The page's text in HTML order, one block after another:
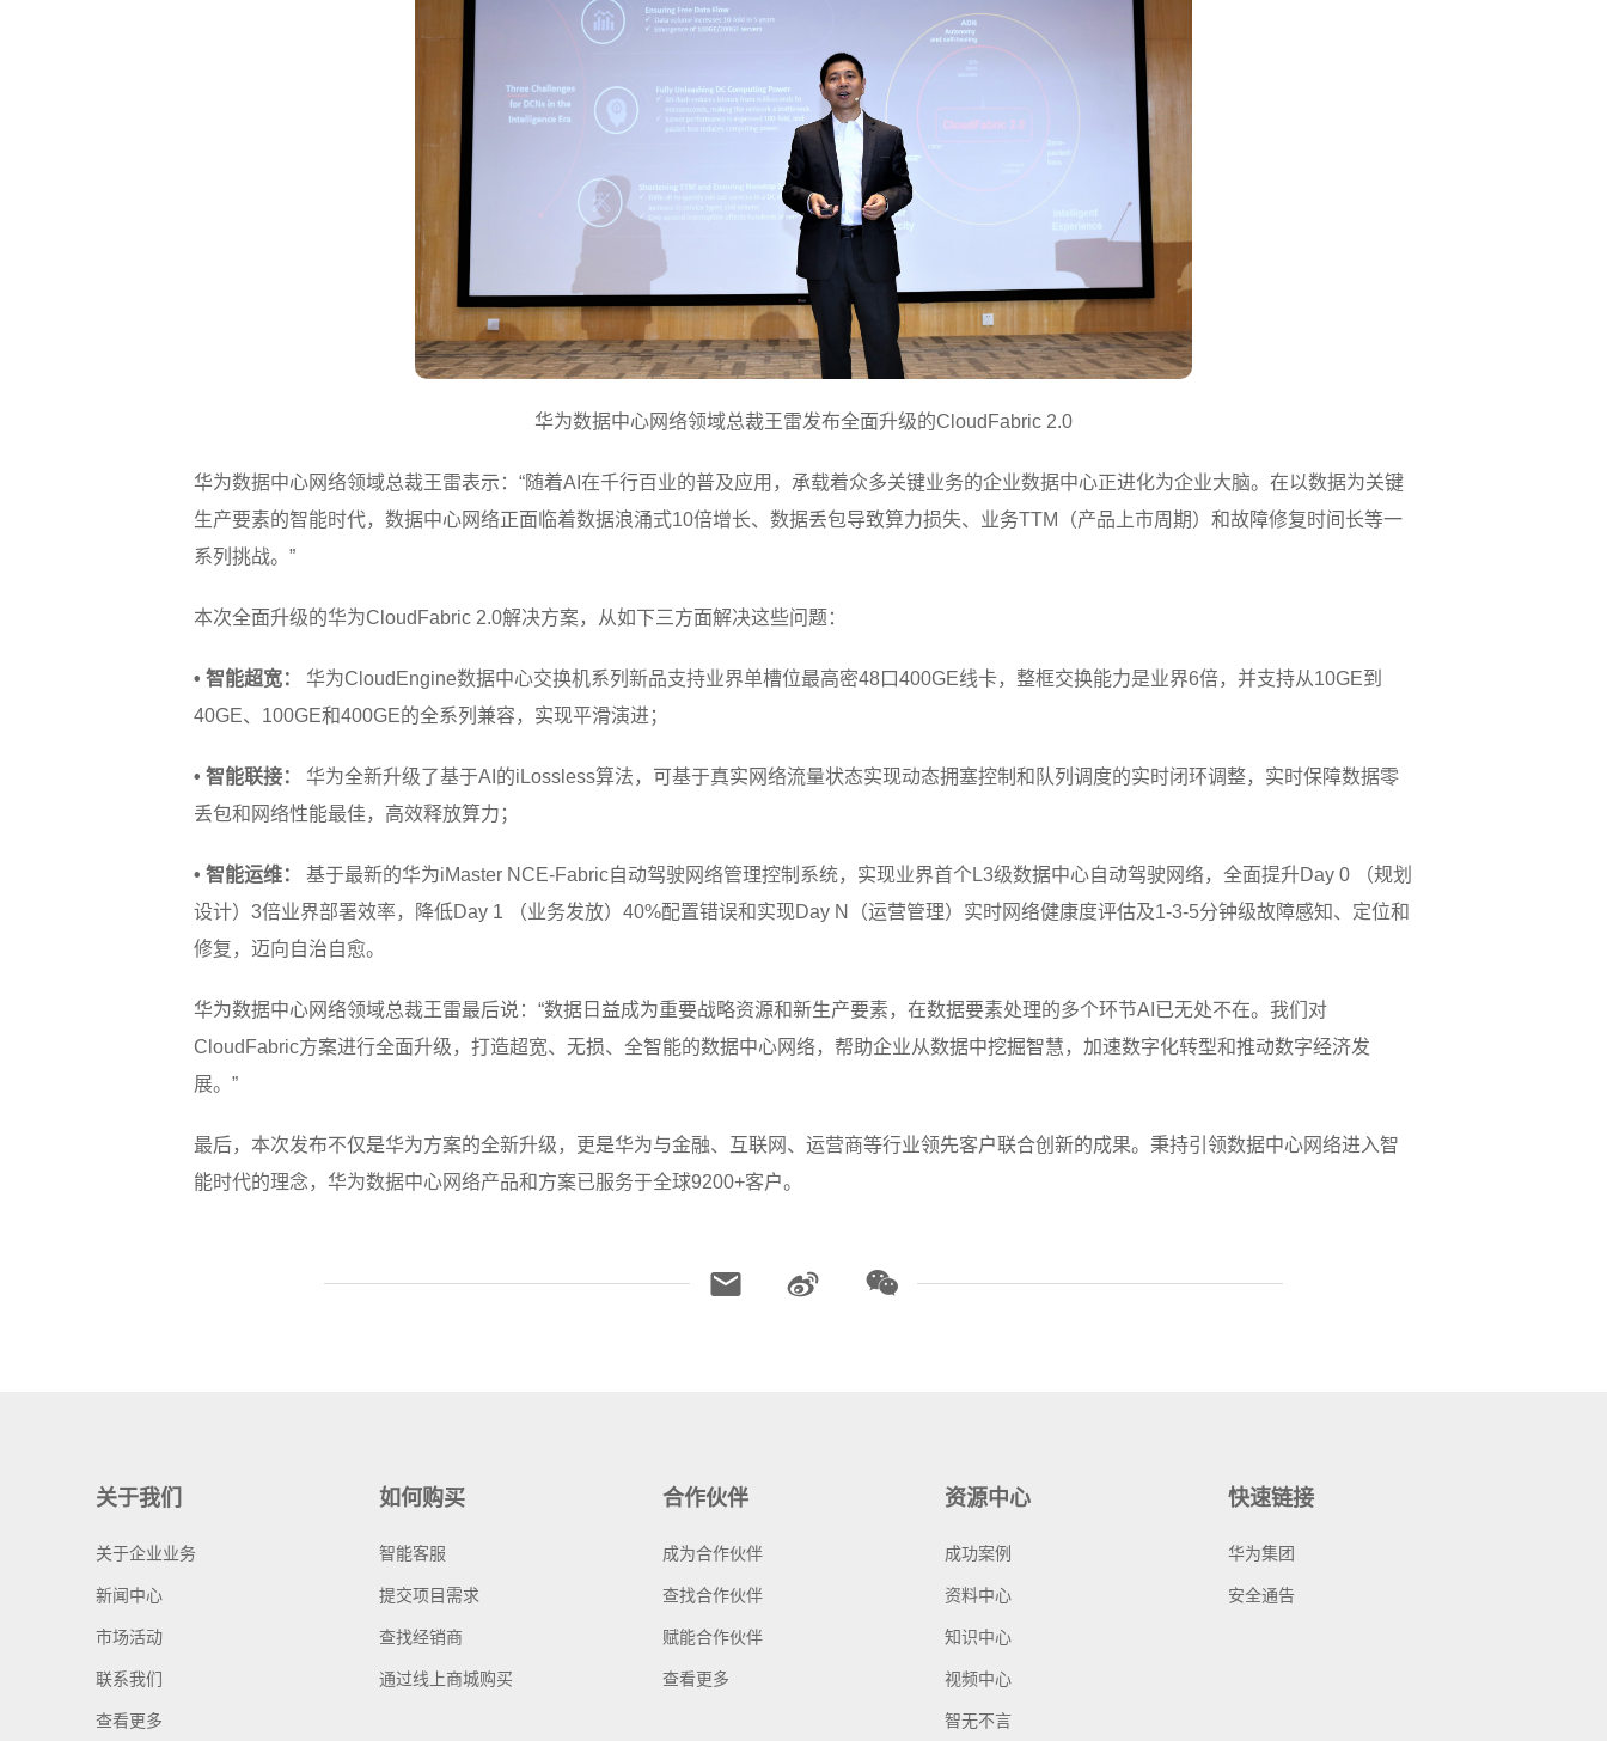
华为数据中心网络领域总裁王雷发布全面升级的CloudFabric 2.0
华为数据中心网络领域总裁王雷表示：“随着AI在千行百业的普及应用，承载着众多关键业务的企业数据中心正进化为企业大脑。在以数据为关键
生产要素的智能时代，数据中心网络正面临着数据浪涌式10倍增长、数据丢包导致算力损失、业务TTM（产品上市周期）和故障修复时间长等一
系列挑战。”
本次全面升级的华为CloudFabric 2.0解决方案，从如下三方面解决这些问题：
• 智能超宽：
华为CloudEngine数据中心交换机系列新品支持业界单槽位最高密48口400GE线卡，整框交换能力是业界6倍，并支持从10GE到
40GE、100GE和400GE的全系列兼容，实现平滑演进；
• 智能联接：
华为全新升级了基于AI的iLossless算法，可基于真实网络流量状态实现动态拥塞控制和队列调度的实时闭环调整，实时保障数据零
丢包和网络性能最佳，高效释放算力；
• 智能运维：
基于最新的华为iMaster NCE-Fabric自动驾驶网络管理控制系统，实现业界首个L3级数据中心自动驾驶网络，全面提升Day 0 （规划
设计）3倍业界部署效率，降低Day 1 （业务发放）40%配置错误和实现Day N（运营管理）实时网络健康度评估及1-3-5分钟级故障感知、定位和
修复，迈向自治自愈。
华为数据中心网络领域总裁王雷最后说：“数据日益成为重要战略资源和新生产要素，在数据要素处理的多个环节AI已无处不在。我们对
CloudFabric方案进行全面升级，打造超宽、无损、全智能的数据中心网络，帮助企业从数据中挖掘智慧，加速数字化转型和推动数字经济发
展。”
最后，本次发布不仅是华为方案的全新升级，更是华为与金融、互联网、运营商等行业领先客户联合创新的成果。秉持引领数据中心网络进入智
能时代的理念，华为数据中心网络产品和方案已服务于全球9200+客户。
关于我们
关于企业业务
新闻中心
市场活动
联系我们
查看更多
如何购买
智能客服
提交项目需求
查找经销商
通过线上商城购买
合作伙伴
成为合作伙伴
查找合作伙伴
赋能合作伙伴
查看更多
资源中心
成功案例
资料中心
知识中心
视频中心
智无不言
快速链接
华为集团
安全通告